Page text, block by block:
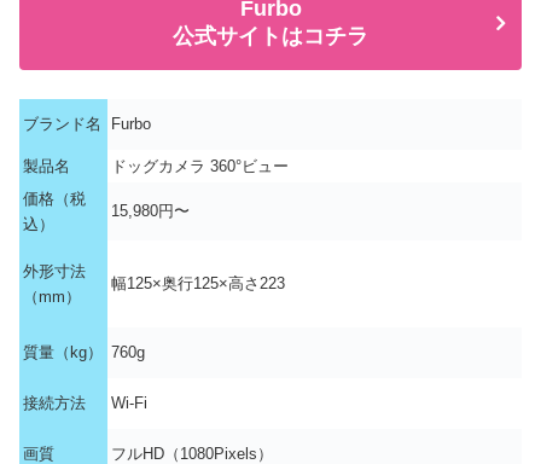
Furbo
公式サイトはコチラ
ブランド名 Furbo
製品名
ドッグカメラ 360°ビュー
価格（税
込）
15,980円〜
外形寸法
（mm）
幅125×奥行125×高さ223
質量（kg） 760g
接続方法 Wi-Fi
画質 フルHD（1080Pixels）